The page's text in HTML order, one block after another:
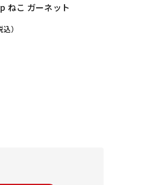
ねこ ガーネット
込）